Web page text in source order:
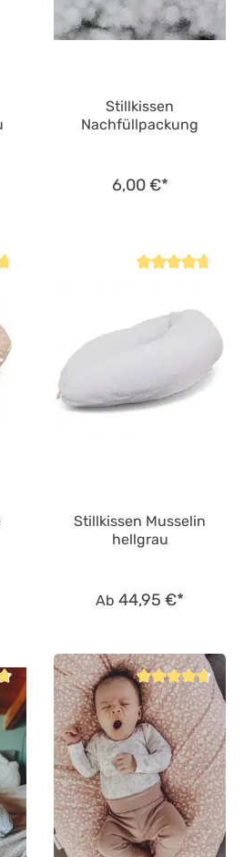
Stillkissen
Nachfüllpackung
6,00 €*
Stillkissen Musselin
hellgrau
Ab 44,95 €*
Bewertung von 4.8 von 5 Sternen
Durchschnittliche